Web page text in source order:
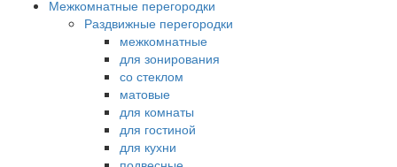
Межкомнатные перегородки
Раздвижные перегородки
межкомнатные
для зонирования
со стеклом
матовые
для комнаты
для гостиной
для кухни